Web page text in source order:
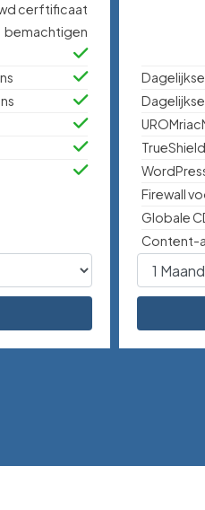
cerftificaat
bemachtigen
Firewall
Globale
Content-